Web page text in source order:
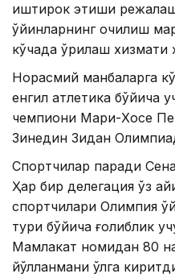
иштирок этиши
ўйинларнинг очилиш
кўчада қўриқлаш
Норасмий манбаларга
енгил атлетика бўйича
чемпиони Мари-Хосе
Зинедин Зидан
Спортчилар паради
Ҳар бир делегация ўз
спортчилари Олимпия
тури бўйича ғолиблик
Мамлакат номидан 80
йўлланмани қўлга